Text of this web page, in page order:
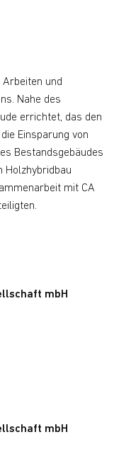
und
Nahe des
errichtet, das den
Einsparung von
Bestandsgebäudes
Holzhybridbau
mit CA
mbH
mbH